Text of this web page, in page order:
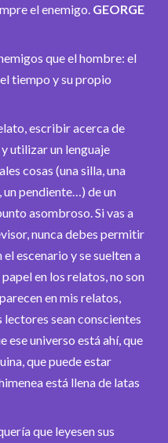
el enemigo. GEORGE
que el hombre: el
tiempo y su propio
escribir acerca de
utilizar un lenguaje
cosas (una silla, una
un pendiente…) de un
asombroso. Si vas a
nunca debes permitir
escenario y se suelten a
en los relatos, no son
en mis relatos,
lectores sean conscientes
ese universo está ahí, que
que puede estar
está llena de latas
que leyesen sus